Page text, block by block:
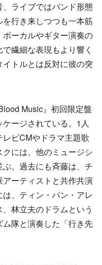
ライブではバンド形態
行き来しつつも一本筋
ーカルやギター演奏の
繊細な表現もより響く
トルとは反対に彼の突
Music』初回限定盤
ージされている。1人
ビCMやドラマ主題歌
には、他のミュージシ
。過去にも斉藤は、チ
ーティストと共作共演
、ティン・パン・アレ
林立夫のドラムという
隊と演奏した「行き先